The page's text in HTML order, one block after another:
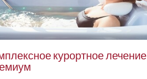
курортное лечение